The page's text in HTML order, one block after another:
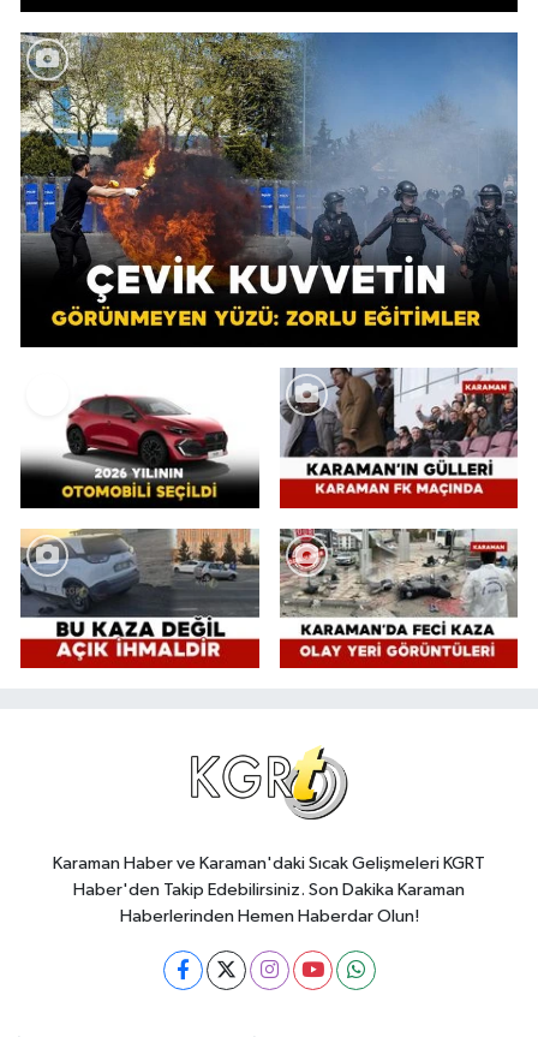
Karaman Haber ve Karaman'daki Sıcak Gelişmeleri KGRT
Haber'den Takip Edebilirsiniz. Son Dakika Karaman
Haberlerinden Hemen Haberdar Olun!